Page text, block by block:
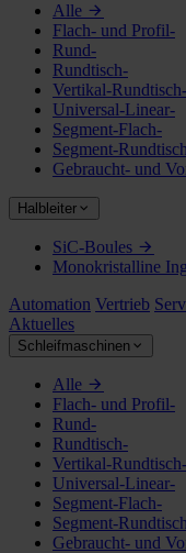
Alle
Flach- und Profil-
Rund-
Rundtisch-
Vertikal-Rundtisch-
Universal-Linear-
Segment-Flach-
Segment-
Gebraucht- und
Halbleiter
SiC-Boules
Monokristalline
Automation Vertrieb
Aktuelles
Schleifmaschinen
Alle
Flach- und Profil-
Rund-
Rundtisch-
Vertikal-Rundtisch-
Universal-Linear-
Segment-Flach-
Segment-
Gebraucht- und